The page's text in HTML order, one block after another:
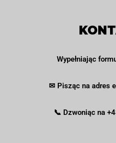
Wypełniając
✉ Pisząc na adres
📞 Dzwoniąc na